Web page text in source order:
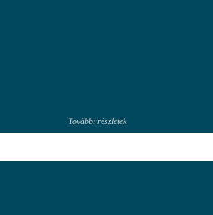
További részletek